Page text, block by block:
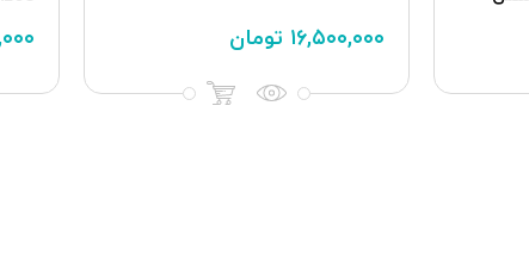
تومان تومان